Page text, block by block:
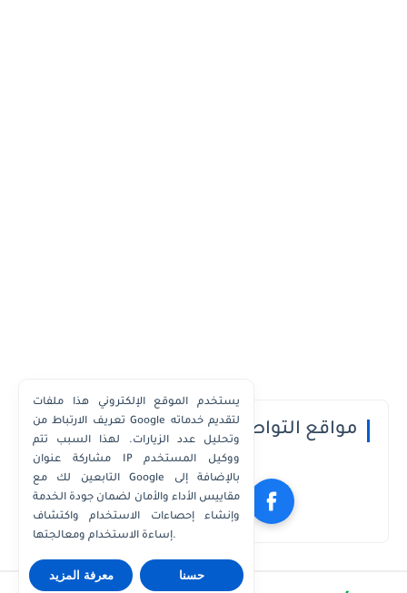
مواقع التواصل الاجتماعي
يستخدم الموقع الإلكتروني هذا ملفات
تعريف الارتباط من Google لتقديم خدماته
وتحليل عدد الزيارات. لهذا السبب تتم
مشاركة عنوان IP ووكيل المستخدم
التابعين لك مع Google بالإضافة إلى
مقاييس الأداء والأمان لضمان جودة الخدمة
وإنشاء إحصاءات الاستخدام واكتشاف
إساءة الاستخدام ومعالجتها.
معرفة المزيد حسنا